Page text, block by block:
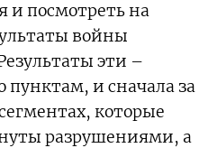
и посмотреть на
войны
эти –
пунктам, и сначала за
которые
разрушениями, а